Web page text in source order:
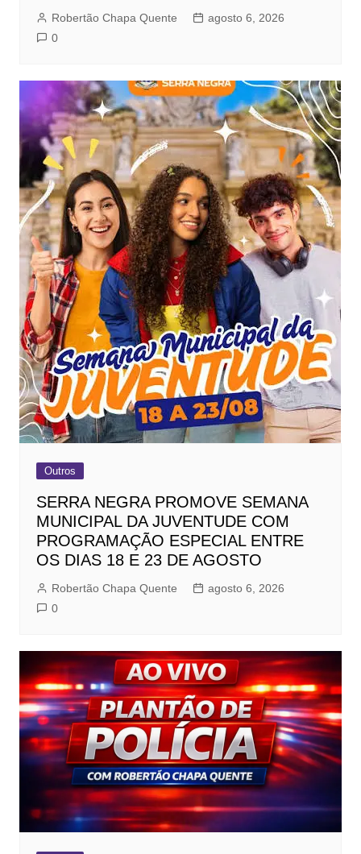
Robertão Chapa Quente
agosto 6, 2026
0
Outros
SERRA NEGRA PROMOVE SEMANA
MUNICIPAL DA JUVENTUDE COM
PROGRAMAÇÃO ESPECIAL ENTRE
OS DIAS 18 E 23 DE AGOSTO
Robertão Chapa Quente
agosto 6, 2026
0